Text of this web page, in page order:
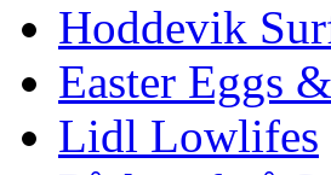
Hoddevik
Easter Eggs
Lidl Lowlifes